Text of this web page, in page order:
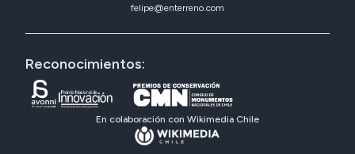
felipe@enterreno.com
Reconocimientos:
En colaboración con Wikimedia Chile